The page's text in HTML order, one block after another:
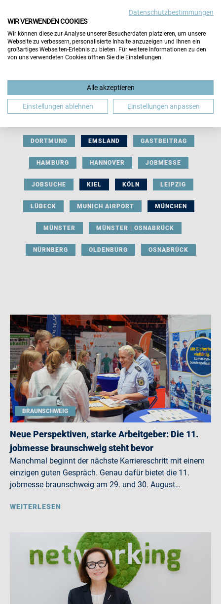
BERUFLICHE ORIENTIERUNG BEWERBUNG
DORTMUND EMSLAND GASTBEITRAG
HAMBURG HANNOVER JOBMESSE
JOBSUCHE KIEL KÖLN LEIPZIG
LÜBECK MUNICH AIRPORT MÜNCHEN
MÜNSTER MÜNSTER | OSNABRÜCK
NÜRNBERG OLDENBURG OSNABRÜCK
BRAUNSCHWEIG
Neue Perspektiven, starke Arbeitgeber: Die 11.
jobmesse braunschweig steht bevor
Manchmal beginnt der nächste Karriereschritt mit einem
einzigen guten Gespräch. Genau dafür bietet die 11.
jobmesse braunschweig am 29. und 30. August…
WEITERLESEN
Datenschutzbestimmungen
WIR VERWENDEN COOKIES
Wir können diese zur Analyse unserer Besucherdaten platzieren, um unsere
Webseite zu verbessern, personalisierte Inhalte anzuzeigen und Ihnen ein
großartiges Webseiten-Erlebnis zu bieten. Für weitere Informationen zu den
von uns verwendeten Cookies öffnen Sie die Einstellungen.
Alle akzeptieren
Einstellungen ablehnen Einstellungen anpassen